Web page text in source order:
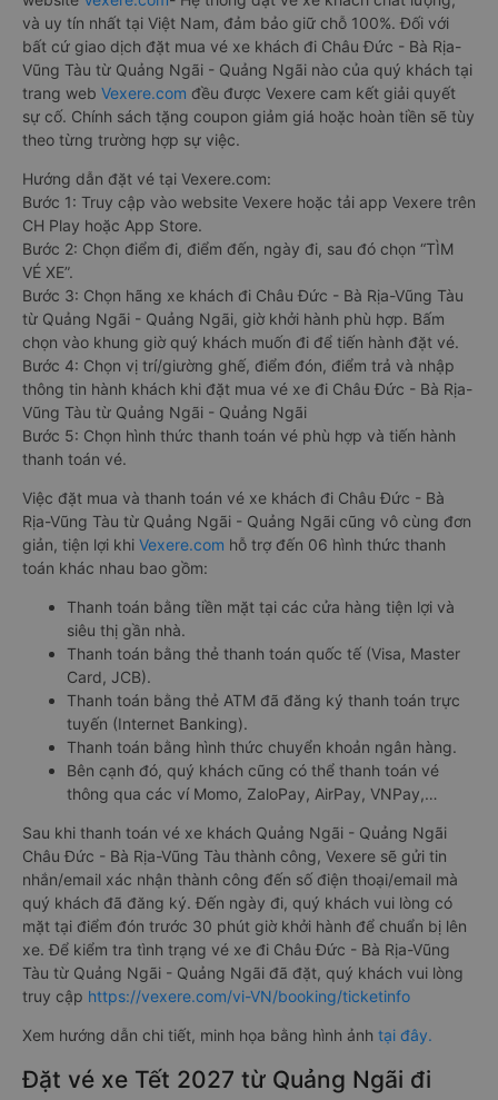
và uy tín nhất tại Việt Nam, đảm bảo giữ chỗ 100%. Đối với
bất cứ giao dịch đặt mua vé xe khách đi Châu Đức - Bà Rịa-
Vũng Tàu từ Quảng Ngãi - Quảng Ngãi nào của quý khách tại
trang web Vexere.com đều được Vexere cam kết giải quyết
sự cố. Chính sách tặng coupon giảm giá hoặc hoàn tiền sẽ tùy
theo từng trường hợp sự việc.
Hướng dẫn đặt vé tại Vexere.com:
Bước 1: Truy cập vào website Vexere hoặc tải app Vexere trên
CH Play hoặc App Store.
Bước 2: Chọn điểm đi, điểm đến, ngày đi, sau đó chọn “TÌM
VÉ XE”.
Bước 3: Chọn hãng xe khách đi Châu Đức - Bà Rịa-Vũng Tàu
từ Quảng Ngãi - Quảng Ngãi, giờ khởi hành phù hợp. Bấm
chọn vào khung giờ quý khách muốn đi để tiến hành đặt vé.
Bước 4: Chọn vị trí/giường ghế, điểm đón, điểm trả và nhập
thông tin hành khách khi đặt mua vé xe đi Châu Đức - Bà Rịa-
Vũng Tàu từ Quảng Ngãi - Quảng Ngãi
Bước 5: Chọn hình thức thanh toán vé phù hợp và tiến hành
thanh toán vé.
Việc đặt mua và thanh toán vé xe khách đi Châu Đức - Bà
Rịa-Vũng Tàu từ Quảng Ngãi - Quảng Ngãi cũng vô cùng đơn
giản, tiện lợi khi Vexere.com hỗ trợ đến 06 hình thức thanh
toán khác nhau bao gồm:
Thanh toán bằng tiền mặt tại các cửa hàng tiện lợi và
siêu thị gần nhà.
Thanh toán bằng thẻ thanh toán quốc tế (Visa, Master
Card, JCB).
Thanh toán bằng thẻ ATM đã đăng ký thanh toán trực
tuyến (Internet Banking).
Thanh toán bằng hình thức chuyển khoản ngân hàng.
Bên cạnh đó, quý khách cũng có thể thanh toán vé
thông qua các ví Momo, ZaloPay, AirPay, VNPay,…
Sau khi thanh toán vé xe khách Quảng Ngãi - Quảng Ngãi
Châu Đức - Bà Rịa-Vũng Tàu thành công, Vexere sẽ gửi tin
nhắn/email xác nhận thành công đến số điện thoại/email mà
quý khách đã đăng ký. Đến ngày đi, quý khách vui lòng có
mặt tại điểm đón trước 30 phút giờ khởi hành để chuẩn bị lên
xe. Để kiểm tra tình trạng vé xe đi Châu Đức - Bà Rịa-Vũng
Tàu từ Quảng Ngãi - Quảng Ngãi đã đặt, quý khách vui lòng
truy cập https://vexere.com/vi-VN/booking/ticketinfo
Xem hướng dẫn chi tiết, minh họa bằng hình ảnh tại đây.
Đặt vé xe Tết 2027 từ Quảng Ngãi đi